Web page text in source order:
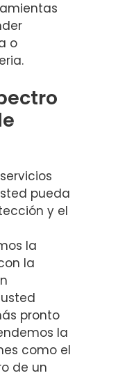
o
pueda
y el
la
la
pronto
la
como el
de un